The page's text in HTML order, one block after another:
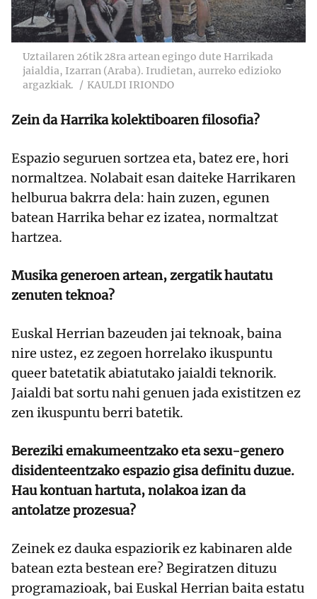
Uztailaren 26tik 28ra artean egingo dute Harrikada
jaialdia, Izarran (Araba). Irudietan, aurreko edizioko
argazkiak.
KAULDI IRIONDO
Zein da Harrika kolektiboaren filosofia?
Espazio seguruen sortzea eta, batez ere, hori
normaltzea. Nolabait esan daiteke Harrikaren
helburua bakrra dela: hain zuzen, egunen
batean Harrika behar ez izatea, normaltzat
hartzea.
Musika generoen artean, zergatik hautatu
zenuten teknoa?
Euskal Herrian bazeuden jai teknoak, baina
nire ustez, ez zegoen horrelako ikuspuntu
queer batetatik abiatutako jaialdi teknorik.
Jaialdi bat sortu nahi genuen jada existitzen ez
zen ikuspuntu berri batetik.
Bereziki emakumeentzako eta sexu-genero
disidenteentzako espazio gisa definitu duzue.
Hau kontuan hartuta, nolakoa izan da
antolatze prozesua?
Zeinek ez dauka espaziorik ez kabinaren alde
batean ezta bestean ere? Begiratzen dituzu
programazioak, bai Euskal Herrian baita estatu